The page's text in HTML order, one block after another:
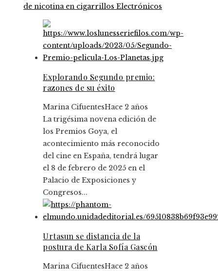
de nicotina en cigarrillos Electrónicos
Explorando Segundo premio:
razones de su éxito
Marina CifuentesHace 2 años
La trigésima novena edición de
los Premios Goya, el
acontecimiento más reconocido
del cine en España, tendrá lugar
el 8 de febrero de 2025 en el
Palacio de Exposiciones y
Congresos...
Urtasun se distancia de la
postura de Karla Sofía Gascón
Marina CifuentesHace 2 años